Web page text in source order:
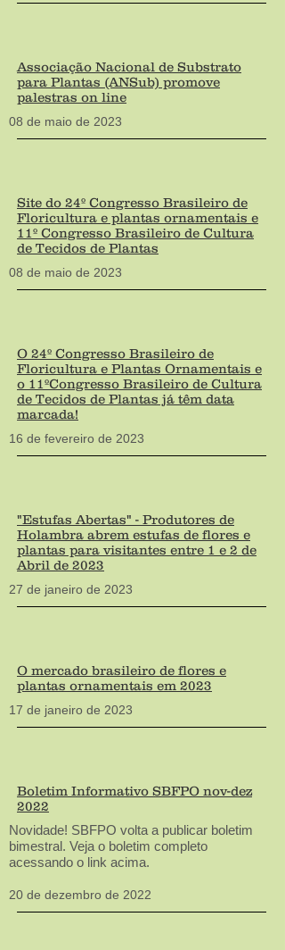
Associação Nacional de Substrato
para Plantas (ANSub) promove
palestras on line
08 de maio de 2023
Site do 24º Congresso Brasileiro de
Floricultura e plantas ornamentais e
11º Congresso Brasileiro de Cultura
de Tecidos de Plantas
08 de maio de 2023
O 24º Congresso Brasileiro de
Floricultura e Plantas Ornamentais e
o 11ºCongresso Brasileiro de Cultura
de Tecidos de Plantas já têm data
marcada!
16 de fevereiro de 2023
"Estufas Abertas" - Produtores de
Holambra abrem estufas de flores e
plantas para visitantes entre 1 e 2 de
Abril de 2023
27 de janeiro de 2023
O mercado brasileiro de flores e
plantas ornamentais em 2023
17 de janeiro de 2023
Boletim Informativo SBFPO nov-dez
2022
Novidade! SBFPO volta a publicar boletim
bimestral. Veja o boletim completo
acessando o link acima.
20 de dezembro de 2022